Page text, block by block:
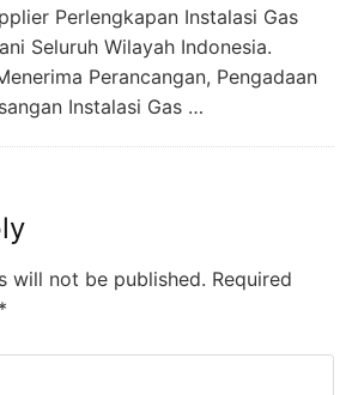
Perlengkapan Instalasi Gas
Seluruh Wilayah Indonesia.
Perancangan, Pengadaan
Instalasi Gas …
will not be published. Required
*